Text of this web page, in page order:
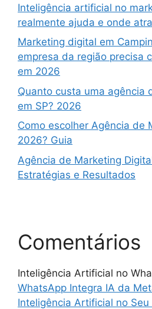
Inteligência artificial no
realmente ajuda e onde
Marketing digital em
empresa da região precisa
em 2026
Quanto custa uma agência
em SP? 2026
Como escolher Agência de
2026? Guia
Agência de Marketing
Estratégias e Resultados
Comentários
Inteligência Artificial no
WhatsApp Integra IA da
Inteligência Artificial no Seu